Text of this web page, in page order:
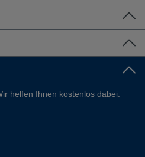
helfen Ihnen kostenlos dabei.